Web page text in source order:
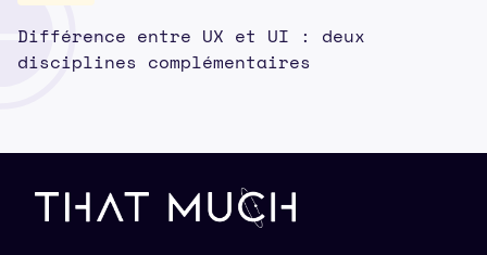
Différence entre UX et UI : deux
disciplines complémentaires
Pied de page